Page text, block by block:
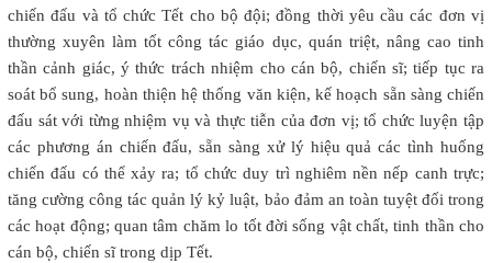
chiến đấu và tổ chức Tết cho bộ đội; đồng thời yêu cầu các đơn vị
thường xuyên làm tốt công tác giáo dục, quán triệt, nâng cao tinh
thần cảnh giác, ý thức trách nhiệm cho cán bộ, chiến sĩ; tiếp tục ra
soát bổ sung, hoàn thiện hệ thống văn kiện, kế hoạch sẵn sàng chiến
đấu sát với từng nhiệm vụ và thực tiễn của đơn vị; tổ chức luyện tập
các phương án chiến đấu, sẵn sàng xử lý hiệu quả các tình huống
chiến đấu có thể xảy ra; tổ chức duy trì nghiêm nền nếp canh trực;
tăng cường công tác quản lý kỷ luật, bảo đảm an toàn tuyệt đối trong
các hoạt động; quan tâm chăm lo tốt đời sống vật chất, tinh thần cho
cán bộ, chiến sĩ trong dịp Tết.